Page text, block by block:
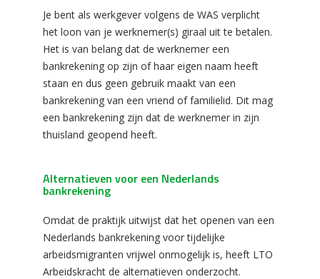
Je bent als werkgever volgens de WAS verplicht
het loon van je werknemer(s) giraal uit te betalen.
Het is van belang dat de werknemer een
bankrekening op zijn of haar eigen naam heeft
staan en dus geen gebruik maakt van een
bankrekening van een vriend of familielid. Dit mag
een bankrekening zijn dat de werknemer in zijn
thuisland geopend heeft.
Alternatieven voor een Nederlands
bankrekening
Omdat de praktijk uitwijst dat het openen van een
Nederlands bankrekening voor tijdelijke
arbeidsmigranten vrijwel onmogelijk is, heeft LTO
Arbeidskracht de alternatieven onderzocht.